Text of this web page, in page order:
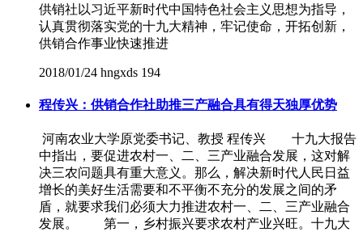
供销社以习近平新时代中国特色社会主义思想为指导，
认真贯彻落实党的十九大精神，牢记使命，开拓创新，
供销合作事业快速推进
2018/01/24 hngxds 194
程传兴：供销合作社助推三产融合具有得天独厚优势
河南农业大学原党委书记、教授 程传兴 十九大报告
中指出，要促进农村一、二、三产业融合发展，这对解
决三农问题具有重大意义。那么，解决新时代人民日益
增长的美好生活需要和不平衡不充分的发展之间的矛
盾，就要求我们必须大力推进农村一、二、三产业融合
发展。 第一，乡村振兴要求农村产业兴旺。十九大